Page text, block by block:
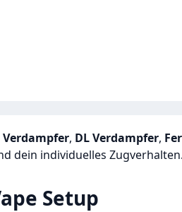
Verdampfer, DL Verdampfer,
dein individuelles Zugverhalten.
Setup